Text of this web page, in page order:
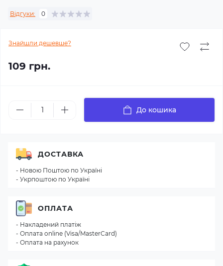
Відгуки: 0
Знайшли дешевше?
109 грн.
До кошика
ДОСТАВКА
- Новою Поштою по Україні
- Укрпоштою по Україні
ОПЛАТА
- Накладений платіж
- Оплата online (Visa/MasterCard)
- Оплата на рахунок